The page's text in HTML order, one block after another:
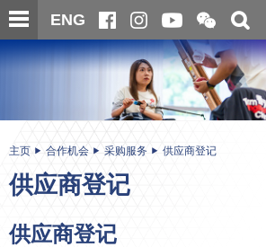
跳
至
主
内
ENG
开
合
微
信
二
维
码
主
内
主页 合作机会 采购服务 供应商登记
供应商登记
供应商登记